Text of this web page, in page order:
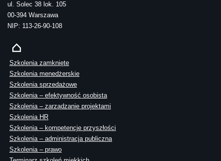
ul. Solec 38 lok. 105
00-394 Warszawa
NIP: 113-26-90-108
Szkolenia zamknięte
Szkolenia menedżerskie
Szkolenia sprzedażowe
Szkolenia – efektywność osobista
Szkolenia – zarządzanie projektami
Szkolenia HR
Szkolenia – kompetencje przyszłości
Szkolenia – administracja publiczna
Szkolenia – prawo